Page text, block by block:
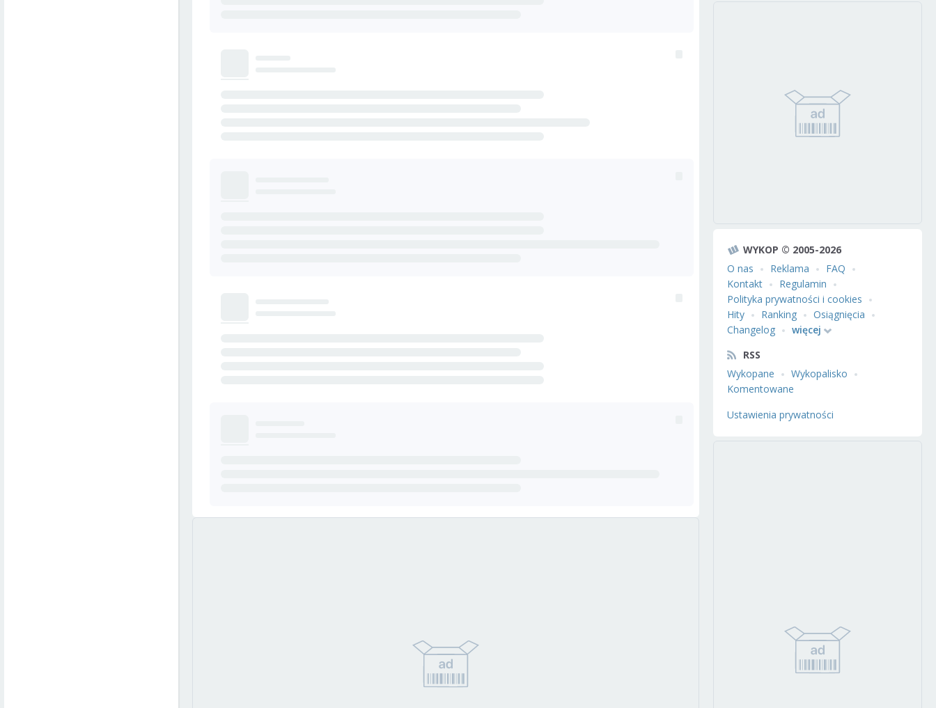
WYKOP © 2005-2026
O nas
Reklama
FAQ
Kontakt
Regulamin
Polityka prywatności i cookies
Hity
Ranking
Osiągnięcia
Changelog
więcej
RSS
Wykopane
Wykopalisko
Komentowane
Ustawienia prywatności